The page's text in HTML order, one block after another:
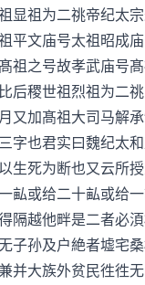
显祖为二祧帝纪太
平文庙号太祖昭成
祖之号故孝武庙号
后稷世祖烈祖为二
又加髙祖大司马解
字也君实曰魏纪太
生死为断也又云所
畆或给二十畆或给
隔越他畔是二者必
子孙及户絶者墟宅
并大族外贫民徃徃